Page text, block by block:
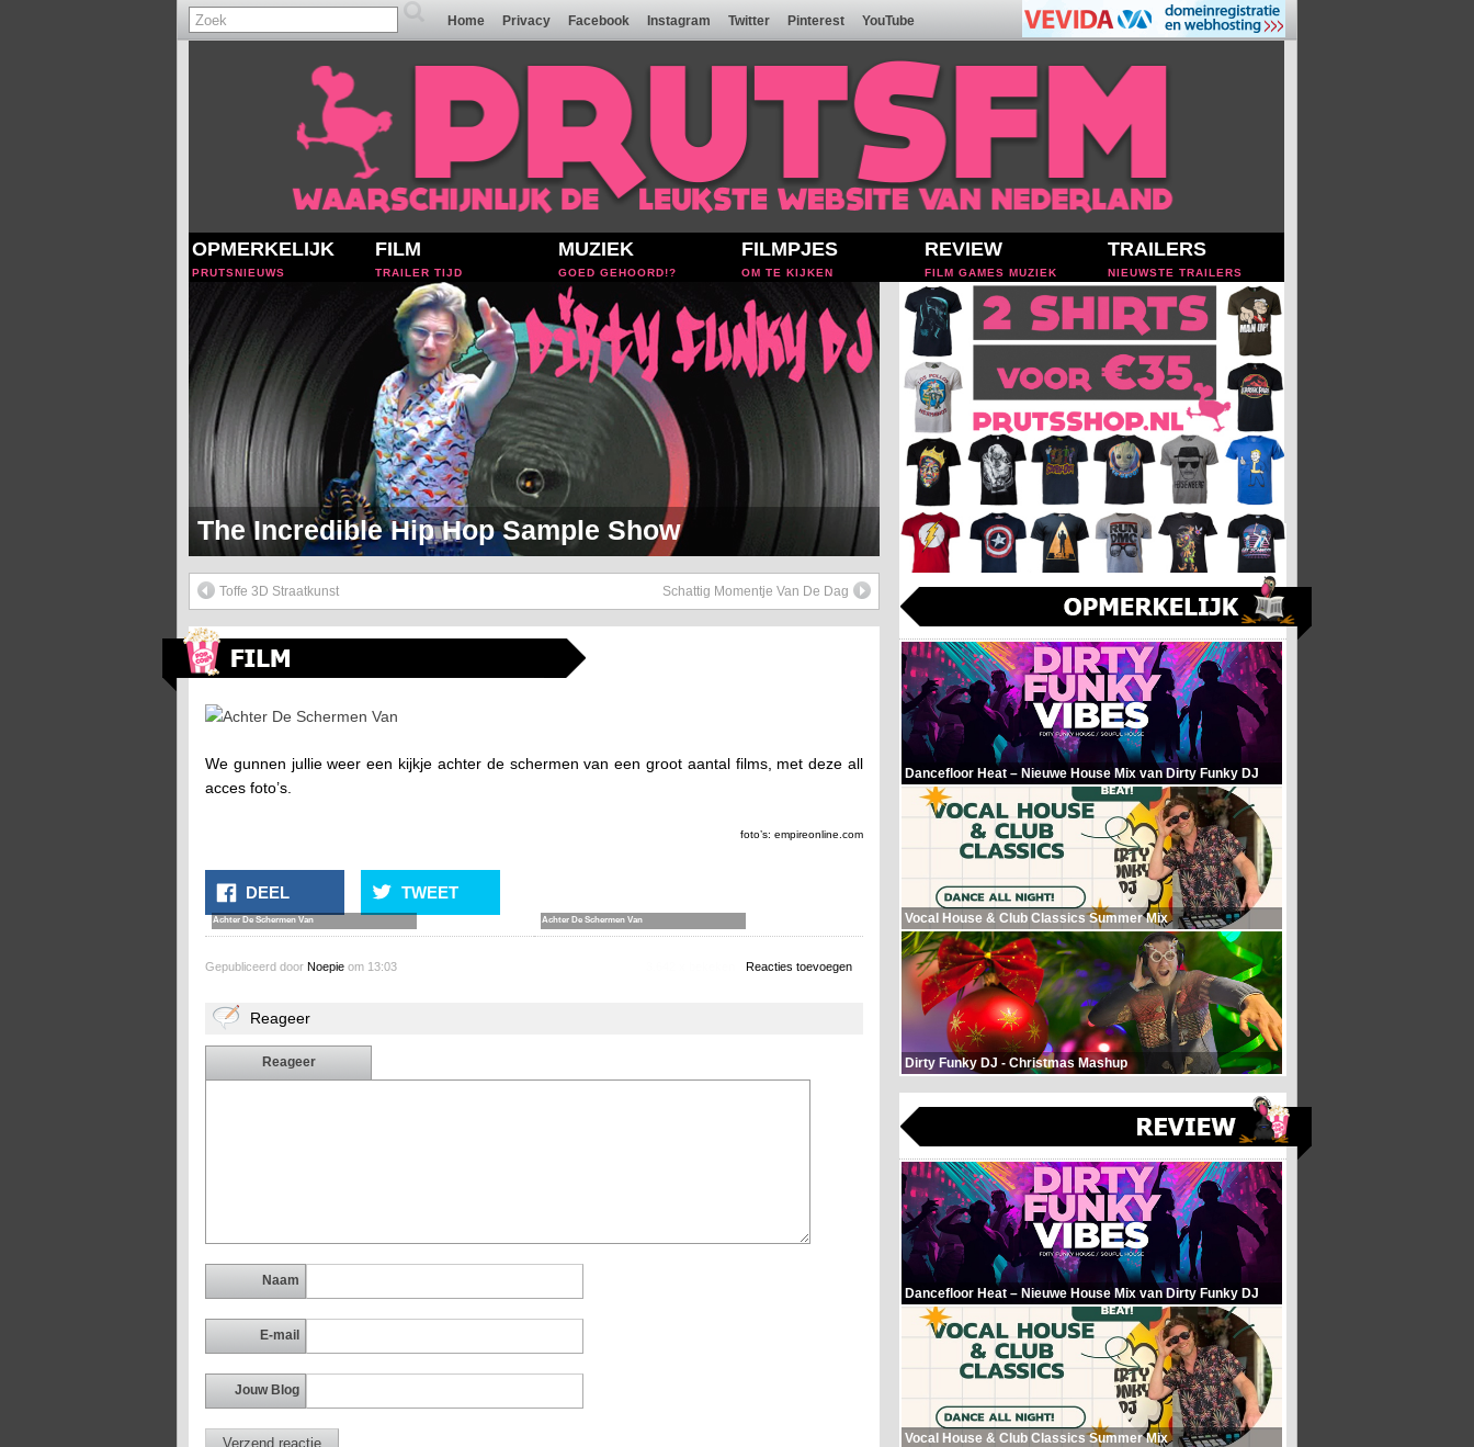
Home Privacy Facebook Instagram Twitter Pinterest YouTube
OPMERKELIJK
PRUTSNIEUWS
FILM
TRAILER TIJD
MUZIEK
GOED GEHOORD!?
FILMPJES
OM TE KIJKEN
REVIEW
FILM GAMES MUZIEK
TRAILERS
NIEUWSTE TRAILERS
The Incredible Hip Hop Sample Show
Toffe 3D Straatkunst Schattig Momentje Van De Dag
We gunnen jullie weer een kijkje achter de schermen van een groot aantal films, met deze all
acces foto’s.
foto’s: empireonline.com
DEEL TWEET
Achter De Schermen Van Achter De Schermen Van
Gepubliceerd door Noepie om 13:03 Reacties toevoegen
Reageer
Reageer
Naam
E-mail
Jouw Blog
Dancefloor Heat – Nieuwe House Mix van Dirty Funky DJ
Vocal House & Club Classics Summer Mix
Dirty Funky DJ - Christmas Mashup
Dancefloor Heat – Nieuwe House Mix van Dirty Funky DJ
Vocal House & Club Classics Summer Mix